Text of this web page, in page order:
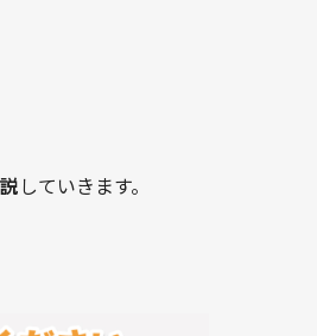
していきます。